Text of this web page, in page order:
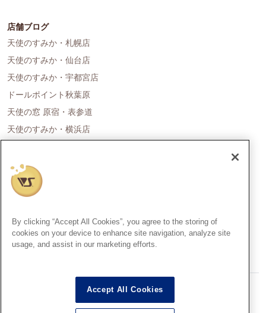
店舗ブログ
天使のすみか・札幌店
天使のすみか・仙台店
天使のすみか・宇都宮店
ドールポイント秋葉原
天使の窓 原宿・表参道
天使のすみか・横浜店
天使の里 霞中庵
ドールポイント大阪
天使のすみか・神戸店
天使のすみか・福岡店
創作造形©造形村/ボークス
Super Dollfie®、スーパードルフィー®は、株式会社ボークスの登録
By clicking “Accept All Cookies”, you agree to the storing of
cookies on your device to enhance site navigation, analyze site
usage, and assist in our marketing efforts.
Accept All Cookies